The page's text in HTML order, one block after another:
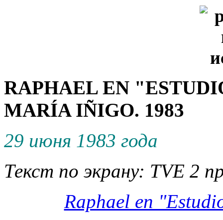
RAPHAEL EN
MARÍA IÑIGO. 1983
29 июня 1983 года
Текст по экрану: TVE 2
Raphael en